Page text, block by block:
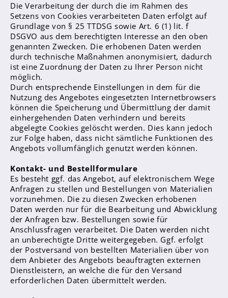
Laufbahn und Abschlüsse
FHR und Abitur
Einführungsphase
Qualifikationsphase
Fächer
Digitalisierung
Oberstufenteam
Studium und Beruf
Infos & Downloads
Schulprofil
Leitbild
Ganztag
Die Verarbeitung der durch die im Rahmen des
Setzens von Cookies verarbeiteten Daten erfolgt auf
Grundlage von § 25 TTDSG sowie Art. 6 (1) lit. f
DSGVO aus dem berechtigten Interesse an den oben
genannten Zwecken. Die erhobenen Daten werden
durch technische Maßnahmen anonymisiert, dadurch
ist eine Zuordnung der Daten zu Ihrer Person nicht
möglich.
Durch entsprechende Einstellungen in dem für die
Nutzung des Angebotes eingesetzten Internetbrowsers
können die Speicherung und Übermittlung der damit
einhergehenden Daten verhindern und bereits
abgelegte Cookies gelöscht werden. Dies kann jedoch
zur Folge haben, dass nicht sämtliche Funktionen des
Angebots vollumfänglich genutzt werden können.
Kontakt- und Bestellformulare
Es besteht ggf. das Angebot, auf elektronischem Wege
Anfragen zu stellen und Bestellungen von Materialien
vorzunehmen. Die zu diesen Zwecken erhobenen
Daten werden nur für die Bearbeitung und Abwicklung
der Anfragen bzw. Bestellungen sowie für
Anschlussfragen verarbeitet. Die Daten werden nicht
an unberechtigte Dritte weitergegeben. Ggf. erfolgt
der Postversand von bestellten Materialien über von
dem Anbieter des Angebots beauftragten externen
Dienstleistern, an welche die für den Versand
erforderlichen Daten übermittelt werden.